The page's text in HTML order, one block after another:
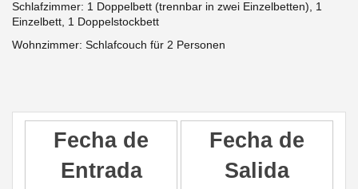
Schlafzimmer: 1 Doppelbett (trennbar in zwei Einzelbetten), 1
Einzelbett, 1 Doppelstockbett
Wohnzimmer: Schlafcouch für 2 Personen
Fecha de
Entrada
Fecha de
Salida